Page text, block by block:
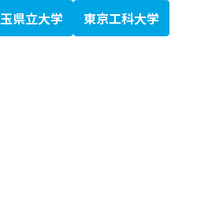
県立大学 東京工科大学